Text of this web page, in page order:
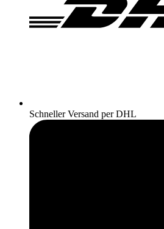
Schneller Versand per DHL